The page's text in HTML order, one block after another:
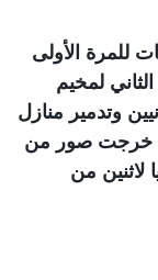
للمرة الأولى
لمخيم
وتدمير منازل
خرجت صور من
من